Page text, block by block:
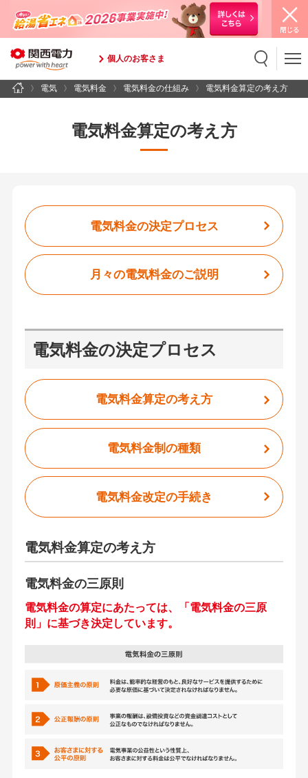
個人のお客さま
検索キーワード入力
電気 電気料金 電気料金の仕組み 電気料金算定の考え方
電気料金算定の考え方
電気料金の決定プロセス
月々の電気料金のご説明
電気料金の決定プロセス
電気料金算定の考え方
電気料金制の種類
電気料金改定の手続き
電気料金算定の考え方
電気料金の三原則
電気料金の算定にあたっては、「電気料金の三原
則」に基づき決定しています。